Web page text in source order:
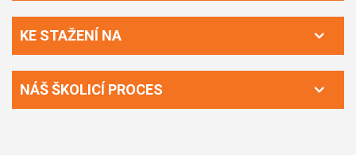
KE STAŽENÍ NA
NÁŠ ŠKOLICÍ PROCES